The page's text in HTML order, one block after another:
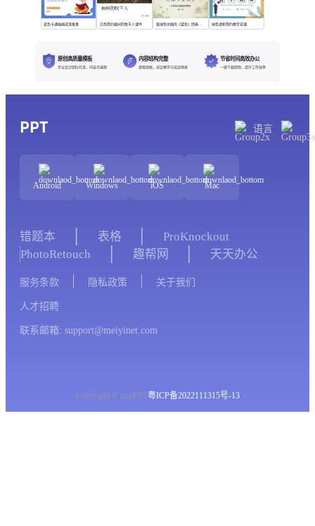
蓝色卡通插画成语故事 白色简约植树的牧羊人课件 墨绿色中国风《望岳》经典诗词欣赏 绿色清新简约教学说课
原创高质量模板
专业设计团队打造，内容可编辑
内容结构完整
逻辑清晰，适合教学与培训场景
节省时间高效办公
一键下载即用，提升工作效率
PPT 语言
Android Windows iOS Mac
错题本 表格
ProKnockout
PhotoRetouch
趣帮网 天天办公
服务条款 隐私政策 关于我们
人才招聘
联系邮箱: support@meiyinet.com
Copyright © imyPPT粤ICP备2022111315号-13